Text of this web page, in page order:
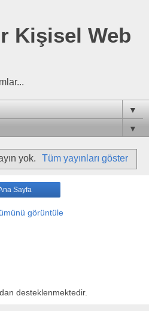
Kişisel Web
▼
▼
yok. Tüm yayınları göster
Sayfa
görüntüle
desteklenmektedir.